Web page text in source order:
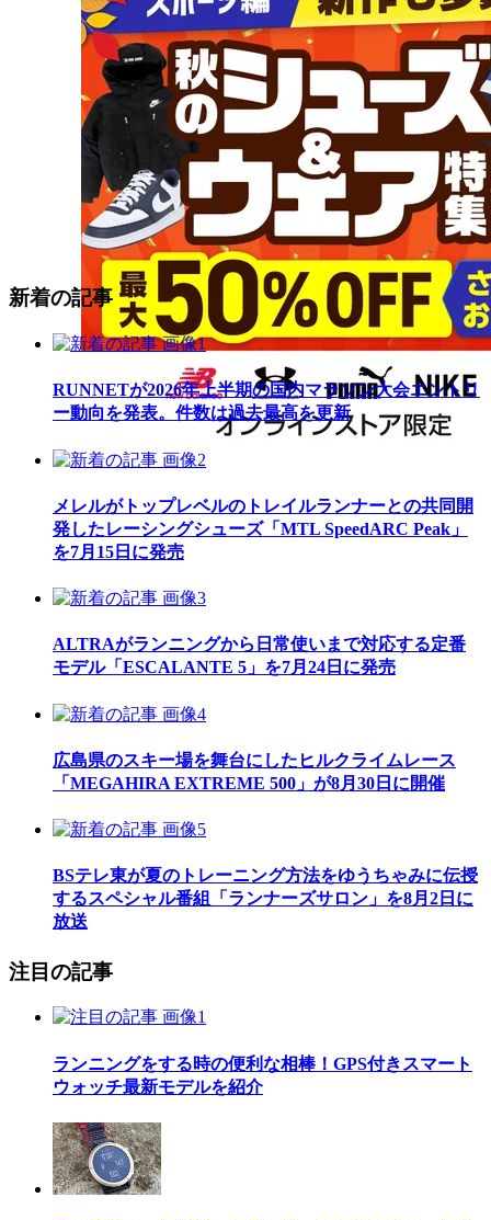
新着の記事
RUNNETが2026年上半期の国内マラソン大会エントリ
ー動向を発表。件数は過去最高を更新
メレルがトップレベルのトレイルランナーとの共同開
発したレーシングシューズ「MTL SpeedARC Peak」
を7月15日に発売
ALTRAがランニングから日常使いまで対応する定番
モデル「ESCALANTE 5」を7月24日に発売
広島県のスキー場を舞台にしたヒルクライムレース
「MEGAHIRA EXTREME 500」が8月30日に開催
BSテレ東が夏のトレーニング方法をゆうちゃみに伝授
するスペシャル番組「ランナーズサロン」を8月2日に
放送
注目の記事
ランニングをする時の便利な相棒！GPS付きスマート
ウォッチ最新モデルを紹介